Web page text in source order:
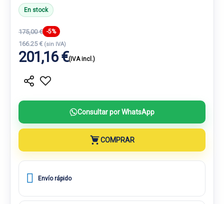
En stock
175,00 € -5%
166.25 € (sin IVA)
201,16 €(IVA incl.)
Consultar por WhatsApp
COMPRAR
Envío rápido